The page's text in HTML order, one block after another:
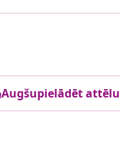
Augšupielādēt attēlu